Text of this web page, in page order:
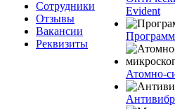
Сотрудники
Отзывы
Вакансии
Реквизиты
Evident
Атомно-